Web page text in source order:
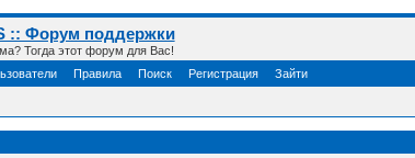
:: Форум поддержки
Тогда этот форум для Вас!
Правила Поиск Регистрация Зайти